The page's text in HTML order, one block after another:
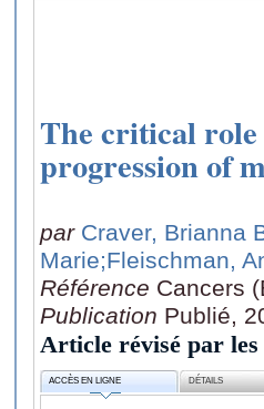
The critical role
progression of
par Craver, Brianna
Marie;Fleischman,
Référence Cancers
Publication Publié,
Article révisé par
ACCÈS EN LIGNE DÉTAILS